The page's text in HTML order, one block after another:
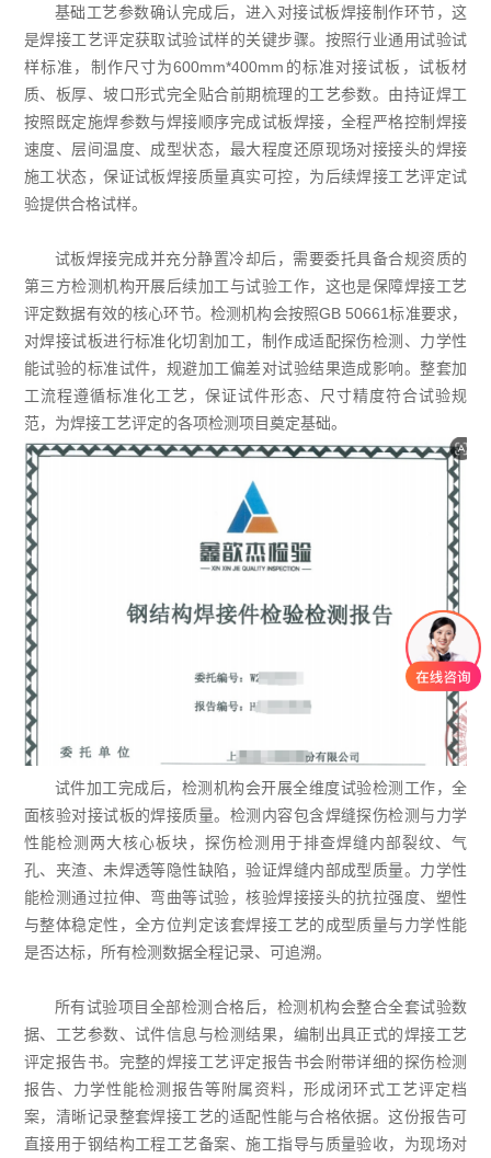
基础工艺参数确认完成后，进入对接试板焊接制作环节，这
是焊接工艺评定获取试验试样的关键步骤。按照行业通用试验试
样标准，制作尺寸为600mm*400mm的标准对接试板，试板材
质、板厚、坡口形式完全贴合前期梳理的工艺参数。由持证焊工
按照既定施焊参数与焊接顺序完成试板焊接，全程严格控制焊接
速度、层间温度、成型状态，最大程度还原现场对接接头的焊接
施工状态，保证试板焊接质量真实可控，为后续焊接工艺评定试
验提供合格试样。
试板焊接完成并充分静置冷却后，需要委托具备合规资质的
第三方检测机构开展后续加工与试验工作，这也是保障焊接工艺
评定数据有效的核心环节。检测机构会按照GB 50661标准要求，
对焊接试板进行标准化切割加工，制作成适配探伤检测、力学性
能试验的标准试件，规避加工偏差对试验结果造成影响。整套加
工流程遵循标准化工艺，保证试件形态、尺寸精度符合试验规
范，为焊接工艺评定的各项检测项目奠定基础。
试件加工完成后，检测机构会开展全维度试验检测工作，全
面核验对接试板的焊接质量。检测内容包含焊缝探伤检测与力学
性能检测两大核心板块，探伤检测用于排查焊缝内部裂纹、气
孔、夹渣、未焊透等隐性缺陷，验证焊缝内部成型质量。力学性
能检测通过拉伸、弯曲等试验，核验焊接接头的抗拉强度、塑性
与整体稳定性，全方位判定该套焊接工艺的成型质量与力学性能
是否达标，所有检测数据全程记录、可追溯。
所有试验项目全部检测合格后，检测机构会整合全套试验数
据、工艺参数、试件信息与检测结果，编制出具正式的焊接工艺
评定报告书。完整的焊接工艺评定报告书会附带详细的探伤检测
报告、力学性能检测报告等附属资料，形成闭环式工艺评定档
案，清晰记录整套焊接工艺的适配性能与合格依据。这份报告可
直接用于钢结构工程工艺备案、施工指导与质量验收，为现场对